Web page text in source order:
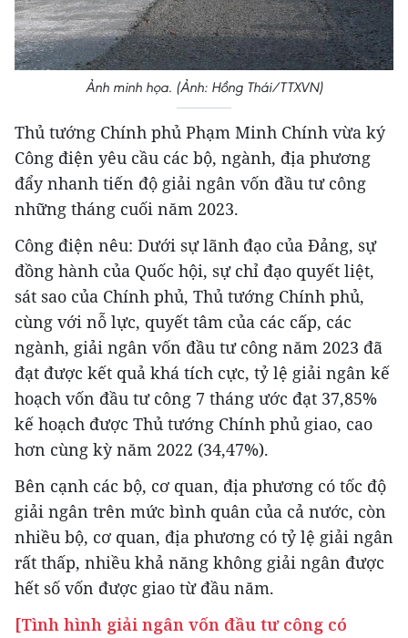
Ảnh minh họa. (Ảnh: Hồng Thái/TTXVN)
Thủ tướng Chính phủ Phạm Minh Chính vừa ký
Công điện yêu cầu các bộ, ngành, địa phương
đẩy nhanh tiến độ giải ngân vốn đầu tư công
những tháng cuối năm 2023.
Công điện nêu: Dưới sự lãnh đạo của Đảng, sự
đồng hành của Quốc hội, sự chỉ đạo quyết liệt,
sát sao của Chính phủ, Thủ tướng Chính phủ,
cùng với nỗ lực, quyết tâm của các cấp, các
ngành, giải ngân vốn đầu tư công năm 2023 đã
đạt được kết quả khá tích cực, tỷ lệ giải ngân kế
hoạch vốn đầu tư công 7 tháng ước đạt 37,85%
kế hoạch được Thủ tướng Chính phủ giao, cao
hơn cùng kỳ năm 2022 (34,47%).
Bên cạnh các bộ, cơ quan, địa phương có tốc độ
giải ngân trên mức bình quân của cả nước, còn
nhiều bộ, cơ quan, địa phương có tỷ lệ giải ngân
rất thấp, nhiều khả năng không giải ngân được
hết số vốn được giao từ đầu năm.
[Tình hình giải ngân vốn đầu tư công có